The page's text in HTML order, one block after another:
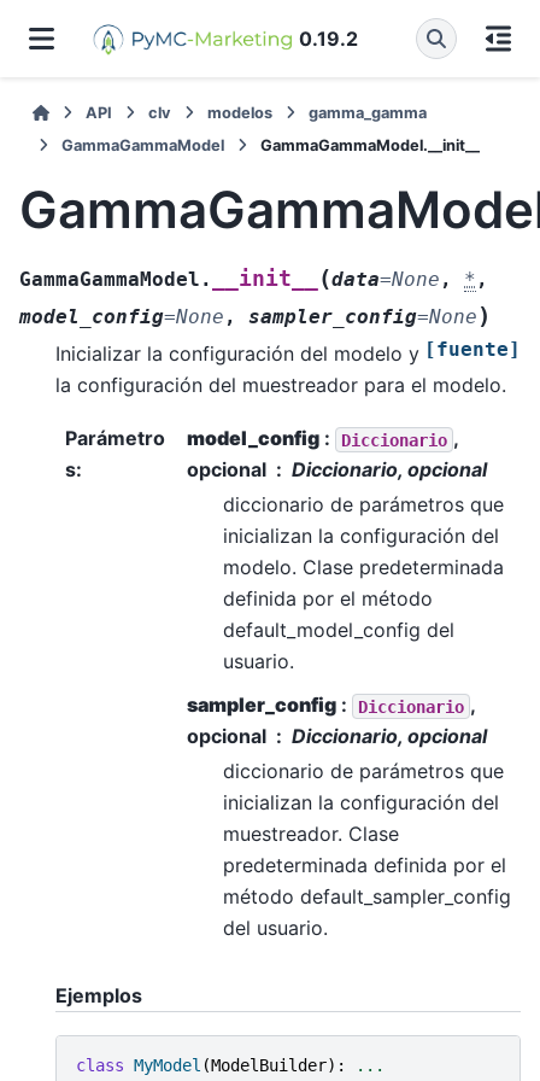
0.19.2
API clv modelos
gamma_gamma
GammaGammaModel
GammaGammaModel.__init__
GammaGammaModel. __init__ (data=None , * ,
model_config=None , sampler_config=None )
[fuente]
Inicializar la configuración del modelo y
la configuración del muestreador para el modelo.
Parámetro
s:
model_config: Diccionario ,
opcional
Diccionario, opcional
diccionario de parámetros que
inicializan la configuración del
modelo. Clase predeterminada
definida por el método
default_model_config del
usuario.
sampler_config: Diccionario ,
opcional
Diccionario, opcional
diccionario de parámetros que
inicializan la configuración del
muestreador. Clase
predeterminada definida por el
método default_sampler_config
del usuario.
Ejemplos
class MyModel (ModelBuilder): ...